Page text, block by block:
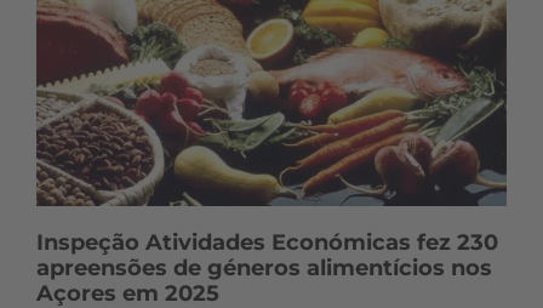
Inspeção Atividades Económicas fez 230
apreensões de géneros alimentícios nos
Açores em 2025